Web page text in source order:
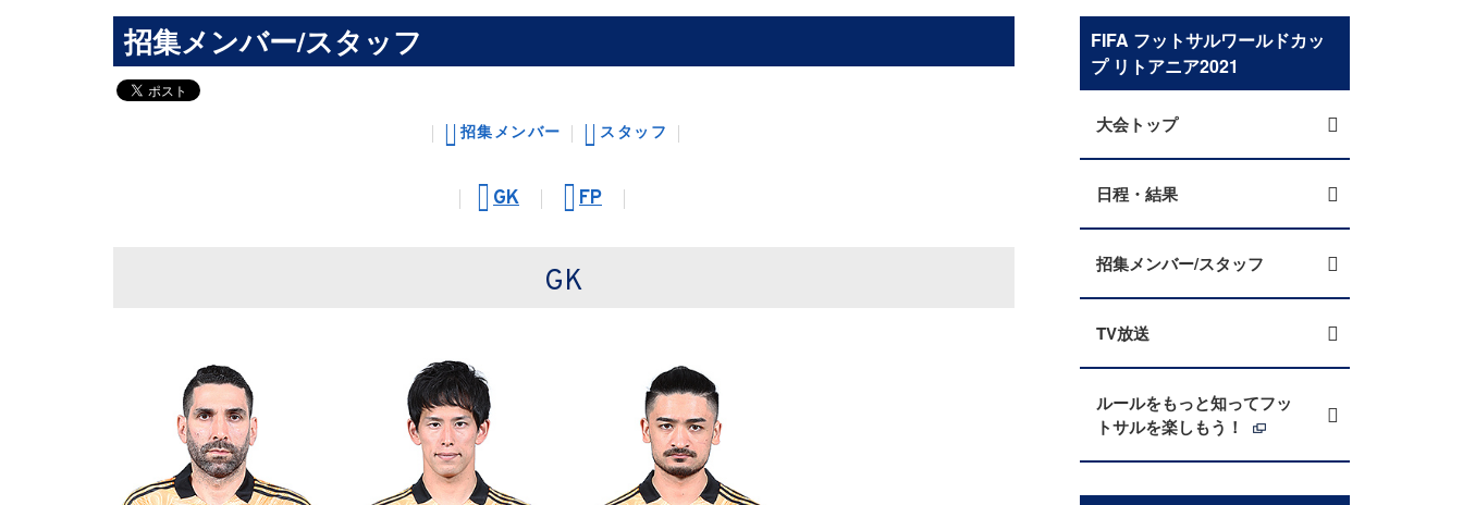
招集メンバー/スタッフ
招集メンバー スタッフ
GK FP
GK
FIFA フットサルワールドカッ
プ リトアニア2021
大会トップ
日程・結果
招集メンバー/スタッフ
TV放送
ルールをもっと知ってフッ
トサルを楽しもう！